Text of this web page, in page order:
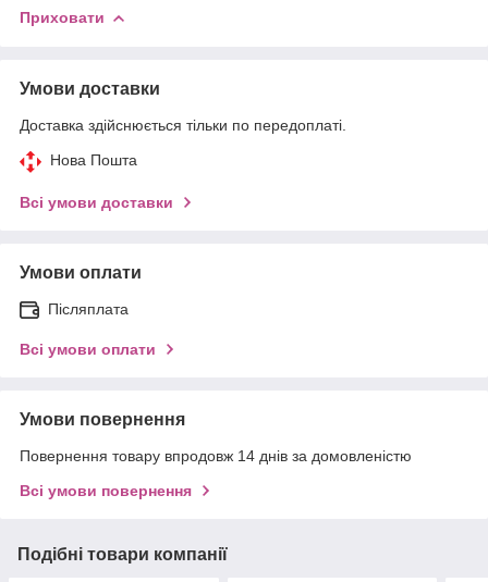
Приховати
Умови доставки
Доставка здійснюється тільки по передоплаті.
Нова Пошта
Всі умови доставки
Умови оплати
Післяплата
Всі умови оплати
Умови повернення
Повернення товару впродовж 14 днів за домовленістю
Всі умови повернення
Подібні товари компанії